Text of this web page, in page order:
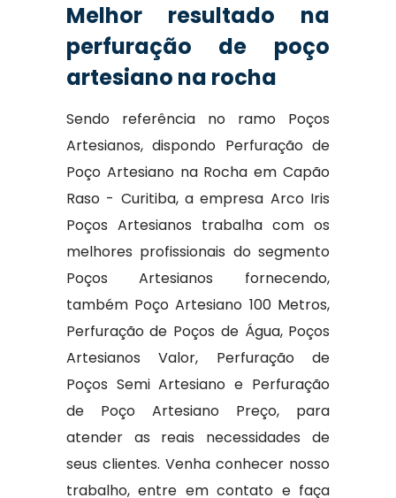
Melhor resultado na
perfuração de poço
artesiano na rocha
Sendo referência no ramo Poços
Artesianos, dispondo Perfuração de
Poço Artesiano na Rocha em Capão
Raso - Curitiba, a empresa Arco Iris
Poços Artesianos trabalha com os
melhores profissionais do segmento
Poços Artesianos fornecendo,
também Poço Artesiano 100 Metros,
Perfuração de Poços de Água, Poços
Artesianos Valor, Perfuração de
Poços Semi Artesiano e Perfuração
de Poço Artesiano Preço, para
atender as reais necessidades de
seus clientes. Venha conhecer nosso
trabalho, entre em contato e faça